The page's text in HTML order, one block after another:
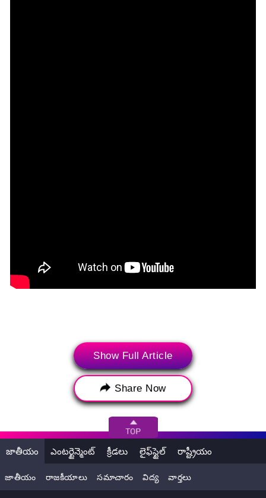
(ట్విట్టర్, ఇన్‌స్టాగ్రామ్ మరియు యూట్యూబ్‌తో సహా సోషల్ మీడియా
ప్రపంచం నుండి సరికొత్త బ్రేకింగ్ న్యూస్, వైరల్ వార్తలకు సంబంధించిన
సమాచారం సోషల్ మీడియా మీకు అందిస్తోంది. పై పోస్ట్ యూజర్
Show Full Article
Share Now
జాతీయం ఎంటర్టైన్మెంట్ క్రీడలు లైఫ్‌స్టైల్ రాష్ట్రీయం
జాతీయం రాజకీయాలు సమాచారం విద్య వార్తలు